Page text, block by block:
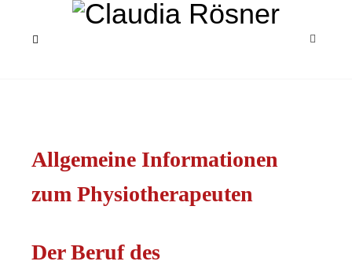
Allgemeine Informationen
zum Physiotherapeuten
Der Beruf des